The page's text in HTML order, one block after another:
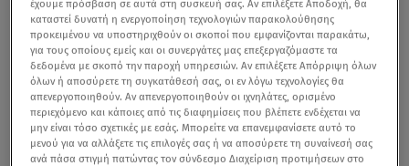
έχουμε πρόσβαση σε αυτά στη συσκευή σας. Αν επιλέξετε Αποδοχή, θα
καταστεί δυνατή η ενεργοποίηση τεχνολογιών παρακολούθησης
προκειμένου να υποστηριχθούν οι σκοποί που εμφανίζονται παρακάτω,
για τους οποίους εμείς και οι συνεργάτες μας επεξεργαζόμαστε τα
δεδομένα με σκοπό την παροχή υπηρεσιών. Αν επιλέξετε Απόρριψη όλων
όλων ή αποσύρετε τη συγκατάθεσή σας, οι εν λόγω τεχνολογίες θα
απενεργοποιηθούν. Αν απενεργοποιηθούν οι ιχνηλάτες, ορισμένο
περιεχόμενο και κάποιες από τις διαφημίσεις που βλέπετε ενδέχεται να
μην είναι τόσο σχετικές με εσάς. Μπορείτε να επανεμφανίσετε αυτό το
μενού για να αλλάξετε τις επιλογές σας ή να αποσύρετε τη συναίνεσή σας
ανά πάσα στιγμή πατώντας τον σύνδεσμο Διαχείριση προτιμήσεων στο